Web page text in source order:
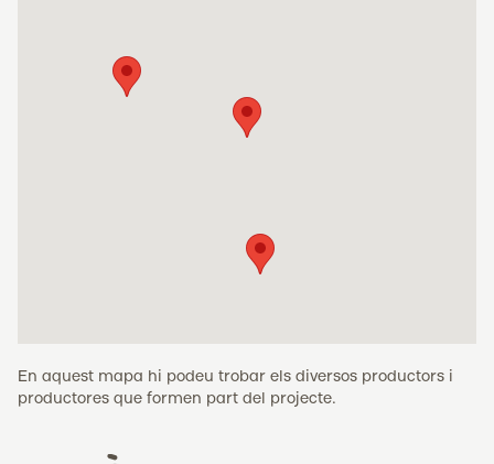
En aquest mapa hi podeu trobar els diversos productors i
productores que formen part del projecte.